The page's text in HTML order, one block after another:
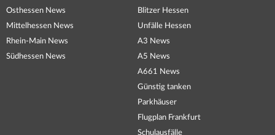
Osthessen News
Mittelhessen News
Rhein-Main News
Südhessen News
Blitzer Hessen
Unfälle Hessen
A3 News
A5 News
A661 News
Günstig tanken
Parkhäuser
Flugplan Frankfurt
Schulausfälle